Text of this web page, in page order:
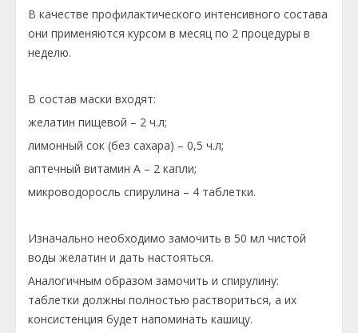
В качестве профилактического интенсивного состава
они применяются курсом в месяц по 2 процедуры в
неделю.
В состав маски входят:
желатин пищевой – 2 ч.л;
лимонный сок (без сахара) – 0,5 ч.л;
аптечный витамин А – 2 капли;
микроводоросль спирулина – 4 таблетки.
Изначально необходимо замочить в 50 мл чистой
воды желатин и дать настояться.
Аналогичным образом замочить и спирулину:
таблетки должны полностью раствориться, а их
консистенция будет напоминать кашицу.